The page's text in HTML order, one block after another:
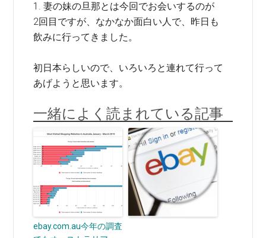
1. 妻の妹の旦那とは今回でお会いするのが
2回目ですが、なかなか面白い人で、昨日も
飲みに行ってきました。
初日本らしいので、いろいろと連れて行って
あげようと思います。
一緒によく読まれている記事
ebay.com.au今年の調査